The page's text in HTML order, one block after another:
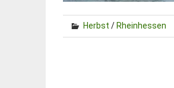
Herbst / Rheinhessen